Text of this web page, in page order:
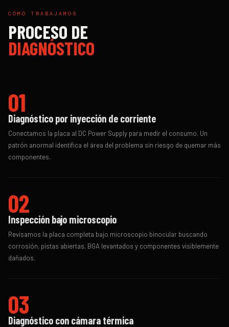
CÓMO TRABAJAMOS
PROCESO DE
DIAGNÓSTICO
01
Diagnóstico por inyección de corriente
Conectamos la placa al DC Power Supply para medir el consumo. Un
patrón anormal identifica el área del problema sin riesgo de quemar más
componentes.
02
Inspección bajo microscopio
Revisamos la placa completa bajo microscopio binocular buscando
corrosión, pistas abiertas, BGA levantados y componentes visiblemente
dañados.
03
Diagnóstico con cámara térmica